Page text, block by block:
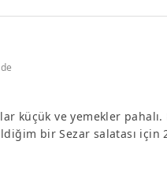
küçük ve yemekler pahalı.
bir Sezar salatası için